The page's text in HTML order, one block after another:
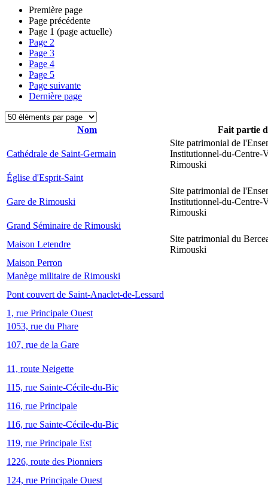
Première page
Page précédente
Page 1 (page actuelle)
Page 2
Page 3
Page 4
Page 5
Page suivante
Dernière page
Nom Fait partie
Cathédrale de Saint-Germain
Site patrimonial de
Institutionnel-du-Centre-
Rimouski
Église d'Esprit-Saint
Gare de Rimouski
Site patrimonial de
Institutionnel-du-Centre-
Rimouski
Grand Séminaire de Rimouski
Maison Letendre
Site patrimonial du
Rimouski
Maison Perron
Manège militaire de Rimouski
Pont couvert de Saint-Anaclet-de-Lessard
1, rue Principale Ouest
1053, rue du Phare
107, rue de la Gare
11, route Neigette
115, rue Sainte-Cécile-du-Bic
116, rue Principale
116, rue Sainte-Cécile-du-Bic
119, rue Principale Est
1226, route des Pionniers
124, rue Principale Ouest